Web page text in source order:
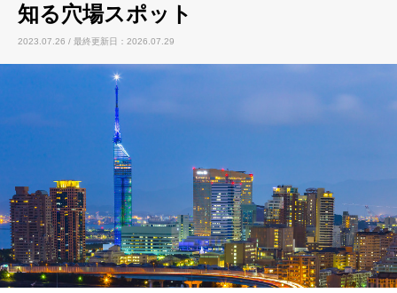
知る穴場スポット
2023.07.26 / 最終更新日：2026.07.29